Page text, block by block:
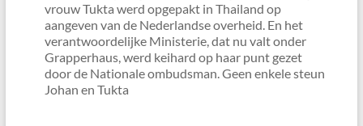
vrouw Tukta werd opgepakt in Thailand op
aangeven van de Nederlandse overheid. En het
verantwoordelijke Ministerie, dat nu valt onder
Grapperhaus, werd keihard op haar punt gezet
door de Nationale ombudsman. Geen enkele steun
Johan en Tukta